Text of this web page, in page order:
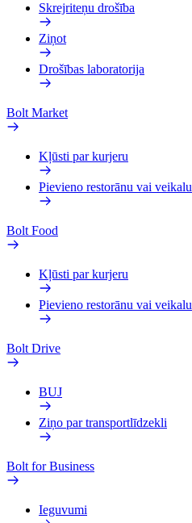
Skrejriteņu drošība
Ziņot
Drošības laboratorija
Bolt Market
Kļūsti par kurjeru
Pievieno restorānu vai veikalu
Bolt Food
Kļūsti par kurjeru
Pievieno restorānu vai veikalu
Bolt Drive
BUJ
Ziņo par transportlīdzekli
Bolt for Business
Ieguvumi